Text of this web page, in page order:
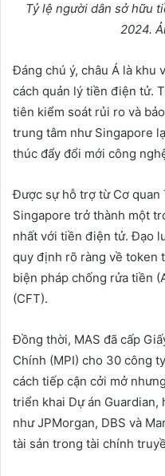
Tỷlệ người dân sởhữu ti
2024. Ả
Đáng chú ý, châu Á là khu
cách quản lý tiền điện tử.
tiên kiểm soát rủi ro và
trung tâm như Singapore
thúc đẩy đổi mới công
Được sự hỗ trợ từ Cơ quan
Singapore trở thành một
nhất với tiền điện tử. Đạo
quy định rõ ràng về token
biện pháp chống rửa tiền
(CFT).
Đồng thời, MAS đã cấp
Chính (MPI) cho 30 công
cách tiếp cận cởi mở
triển khai Dự án Guardian,
như JPMorgan, DBS và
tài sản trong tài chính